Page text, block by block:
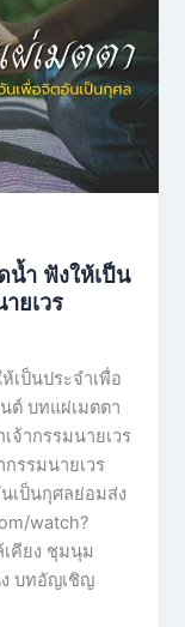
น้ำ ฟังให้เป็น
ยเวร
เป็นประจำเพื่อ
ต์ บทแผ่เมตตา
จ้ากรรมนายเวร
รรมนายเวร
เป็นกุศลย่อมส่ง
watch?
คียง ชุมนุม
ง บทอัญเชิญ